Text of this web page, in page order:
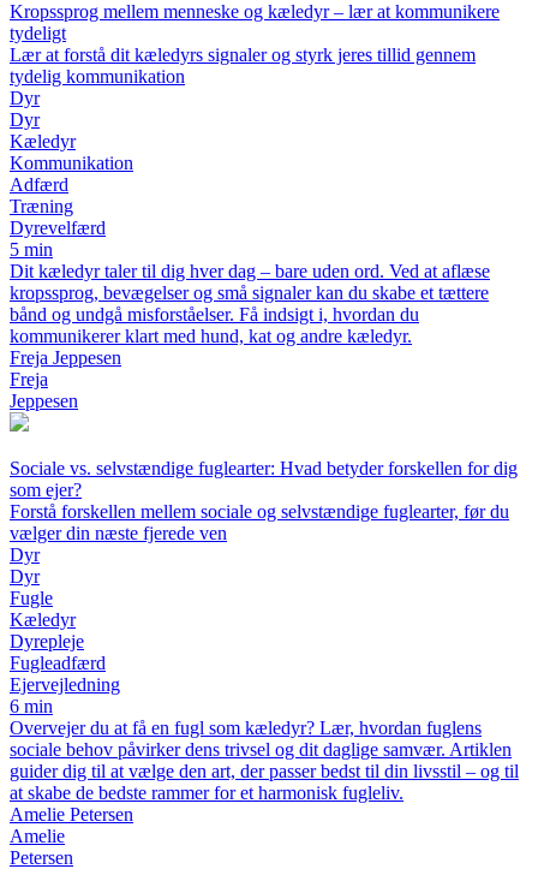
Kropssprog mellem menneske og kæledyr – lær at kommunikere
tydeligt
Lær at forstå dit kæledyrs signaler og styrk jeres tillid gennem
tydelig kommunikation
Dyr
Dyr
Kæledyr
Kommunikation
Adfærd
Træning
Dyrevelfærd
5 min
Dit kæledyr taler til dig hver dag – bare uden ord. Ved at aflæse
kropssprog, bevægelser og små signaler kan du skabe et tættere
bånd og undgå misforståelser. Få indsigt i, hvordan du
kommunikerer klart med hund, kat og andre kæledyr.
Freja Jeppesen
Freja
Jeppesen
Sociale vs. selvstændige fuglearter: Hvad betyder forskellen for dig
som ejer?
Forstå forskellen mellem sociale og selvstændige fuglearter, før du
vælger din næste fjerede ven
Dyr
Dyr
Fugle
Kæledyr
Dyrepleje
Fugleadfærd
Ejervejledning
6 min
Overvejer du at få en fugl som kæledyr? Lær, hvordan fuglens
sociale behov påvirker dens trivsel og dit daglige samvær. Artiklen
guider dig til at vælge den art, der passer bedst til din livsstil – og til
at skabe de bedste rammer for et harmonisk fugleliv.
Amelie Petersen
Amelie
Petersen